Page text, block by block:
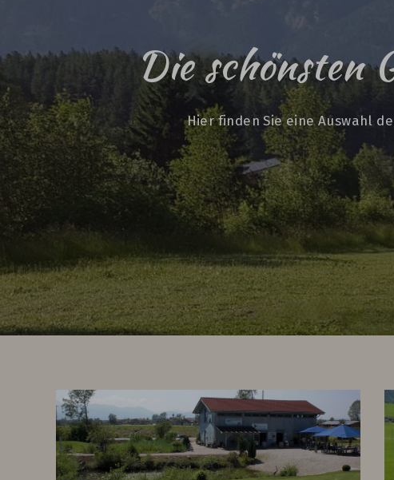
Die schönsten
Hier finden Sie eine Auswahl